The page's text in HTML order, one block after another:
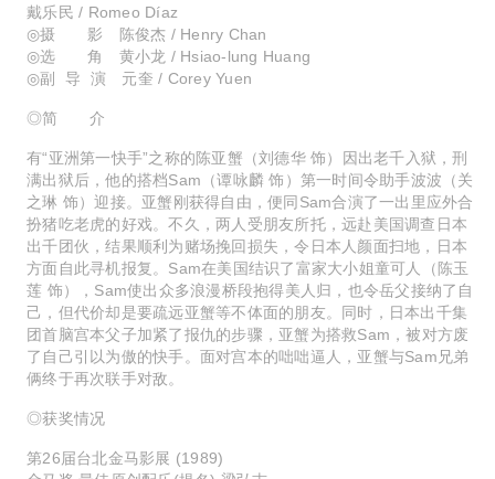
戴乐民 / Romeo Díaz
◎摄 影 陈俊杰 / Henry Chan
◎选 角 黄小龙 / Hsiao-lung Huang
◎副 导 演 元奎 / Corey Yuen
◎简 介
有“亚洲第一快手”之称的陈亚蟹（刘德华 饰）因出老千入狱，刑
满出狱后，他的搭档Sam（谭咏麟 饰）第一时间令助手波波（关
之琳 饰）迎接。亚蟹刚获得自由，便同Sam合演了一出里应外合
扮猪吃老虎的好戏。不久，两人受朋友所托，远赴美国调查日本
出千团伙，结果顺利为赌场挽回损失，令日本人颜面扫地，日本
方面自此寻机报复。Sam在美国结识了富家大小姐童可人（陈玉
莲 饰），Sam使出众多浪漫桥段抱得美人归，也令岳父接纳了自
己，但代价却是要疏远亚蟹等不体面的朋友。同时，日本出千集
团首脑宫本父子加紧了报仇的步骤，亚蟹为搭救Sam，被对方废
了自己引以为傲的快手。面对宫本的咄咄逼人，亚蟹与Sam兄弟
俩终于再次联手对敌。
◎获奖情况
第26届台北金马影展 (1989)